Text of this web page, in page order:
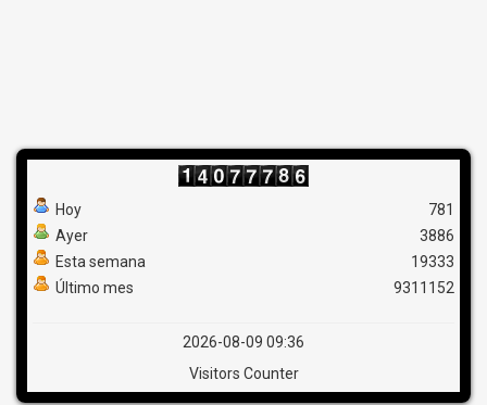
Hoy
Ayer
Esta semana
Último mes
781
3886
19333
9311152
2026-08-09 09:36
Visitors Counter